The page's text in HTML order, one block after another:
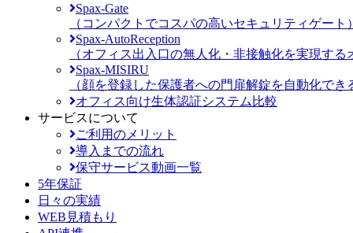
Spax-Gate
（コンパクトでコスパの高いセキュリティゲート）
Spax-AutoReception
（オフィス出入口の無人化・非接触化を実現する
Spax-MISIRU
（顔を登録した保護者への門扉解錠を自動化でき
オフィス向け生体認証システム比較
サービスについて
ご利用のメリット
導入までの流れ
保守サービス動画一覧
5年保証
日々の実績
WEB見積もり